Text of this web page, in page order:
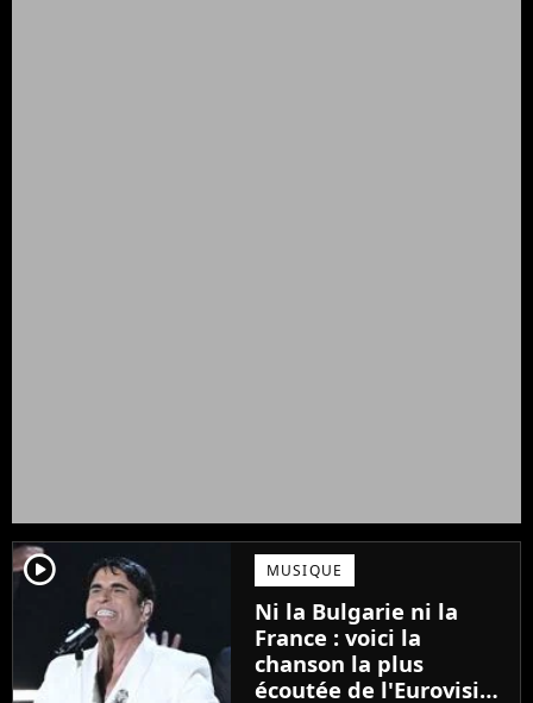
player2 MUSIQUE
Ni la Bulgarie ni la
France : voici la
chanson la plus
écoutée de l'Eurovision